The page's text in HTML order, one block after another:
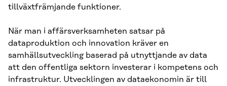
tillväxtfrämjande funktioner.
När man i affärsverksamheten satsar på
dataproduktion och innovation kräver en
samhällsutveckling baserad på utnyttjande av data
att den offentliga sektorn investerar i kompetens och
infrastruktur. Utvecklingen av dataekonomin är till